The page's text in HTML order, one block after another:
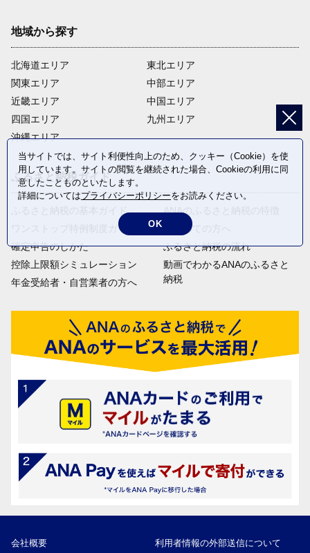
地域から探す
北海道エリア
関東エリア
近畿エリア
四国エリア
沖縄エリア
東北エリア
中部エリア
中国エリア
九州エリア
ふるさと納税ガイド
ふるさと納税の基本ガイド
ワンストップ特例制度ガイド
確定申告のしかた
控除上限額シミュレーション
年金受給者・自営業者の方へ
ANAのふるさと納税の特徴
はじめての方へ
ふるさと納税の流れ
動画でわかるANAのふるさと
納税
会社概要 利用者情報の外部送信について
当サイトでは、サイト利便性向上のため、クッキー（Cookie）を使
用しています。サイトの閲覧を継続された場合、Cookieの利用に同
意したことものといたします。
詳細についてはプライバシーポリシーをお読みください。
OK